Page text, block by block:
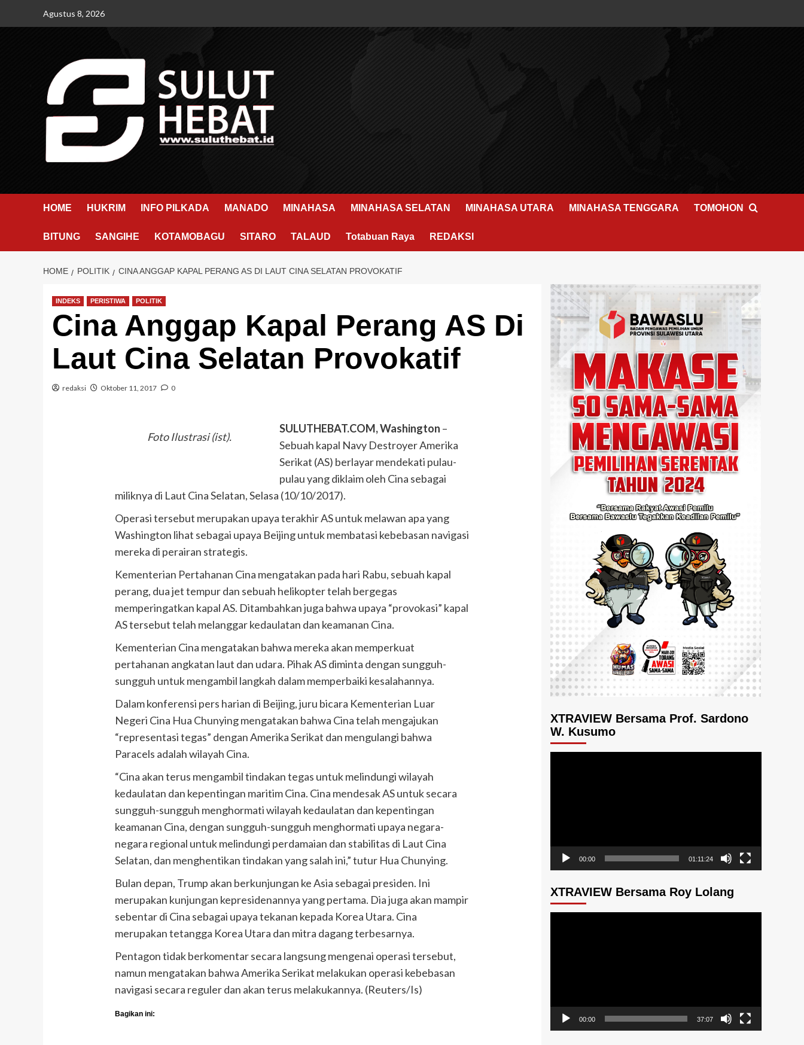
Agustus 8, 2026
HOME HUKRIM INFO PILKADA MANADO MINAHASA MINAHASA SELATAN MINAHASA UTARA MINAHASA TENGGARA TOMOHON
BITUNG SANGIHE KOTAMOBAGU SITARO TALAUD Totabuan Raya REDAKSI
HOME POLITIK CINA ANGGAP KAPAL PERANG AS DI LAUT CINA SELATAN PROVOKATIF
INDEKS PERISTIWA POLITIK
Cina Anggap Kapal Perang AS Di
Laut Cina Selatan Provokatif
redaksi Oktober 11, 2017 0
Foto Ilustrasi (ist).
SULUTHEBAT.COM, Washington –
Sebuah kapal Navy Destroyer Amerika
Serikat (AS) berlayar mendekati pulau-
pulau yang diklaim oleh Cina sebagai
miliknya di Laut Cina Selatan, Selasa (10/10/2017).
Operasi tersebut merupakan upaya terakhir AS untuk melawan apa yang
Washington lihat sebagai upaya Beijing untuk membatasi kebebasan navigasi
mereka di perairan strategis.
Kementerian Pertahanan Cina mengatakan pada hari Rabu, sebuah kapal
perang, dua jet tempur dan sebuah helikopter telah bergegas
memperingatkan kapal AS. Ditambahkan juga bahwa upaya “provokasi” kapal
AS tersebut telah melanggar kedaulatan dan keamanan Cina.
Kementerian Cina mengatakan bahwa mereka akan memperkuat
pertahanan angkatan laut dan udara. Pihak AS diminta dengan sungguh-
sungguh untuk mengambil langkah dalam memperbaiki kesalahannya.
Dalam konferensi pers harian di Beijing, juru bicara Kementerian Luar
Negeri Cina Hua Chunying mengatakan bahwa Cina telah mengajukan
“representasi tegas” dengan Amerika Serikat dan mengulangi bahwa
Paracels adalah wilayah Cina.
“Cina akan terus mengambil tindakan tegas untuk melindungi wilayah
kedaulatan dan kepentingan maritim Cina. Cina mendesak AS untuk secara
sungguh-sungguh menghormati wilayah kedaulatan dan kepentingan
keamanan Cina, dengan sungguh-sungguh menghormati upaya negara-
negara regional untuk melindungi perdamaian dan stabilitas di Laut Cina
Selatan, dan menghentikan tindakan yang salah ini,” tutur Hua Chunying.
Bulan depan, Trump akan berkunjungan ke Asia sebagai presiden. Ini
merupakan kunjungan kepresidenannya yang pertama. Dia juga akan mampir
sebentar di Cina sebagai upaya tekanan kepada Korea Utara. Cina
merupakan tetangga Korea Utara dan mitra dagang terbesarnya.
Pentagon tidak berkomentar secara langsung mengenai operasi tersebut,
namun mengatakan bahwa Amerika Serikat melakukan operasi kebebasan
navigasi secara reguler dan akan terus melakukannya. (Reuters/Is)
Bagikan ini:
XTRAVIEW Bersama Prof. Sardono
W. Kusumo
00:00 01:11:24
XTRAVIEW Bersama Roy Lolang
00:00 37:07